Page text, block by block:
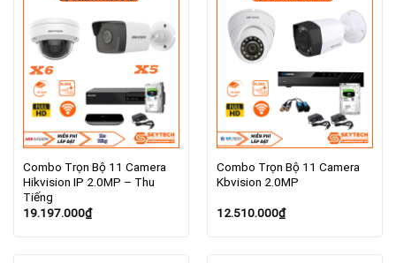
Combo Trọn Bộ 11 Camera
Hikvision IP 2.0MP – Thu
Tiếng
19.197.000₫
Combo Trọn Bộ 11 Camera
Kbvision 2.0MP
12.510.000₫